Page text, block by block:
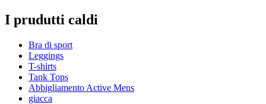
I prudutti caldi
Bra di sport
Leggings
T-shirts
Tank Tops
Abbigliamento Active Mens
giacca